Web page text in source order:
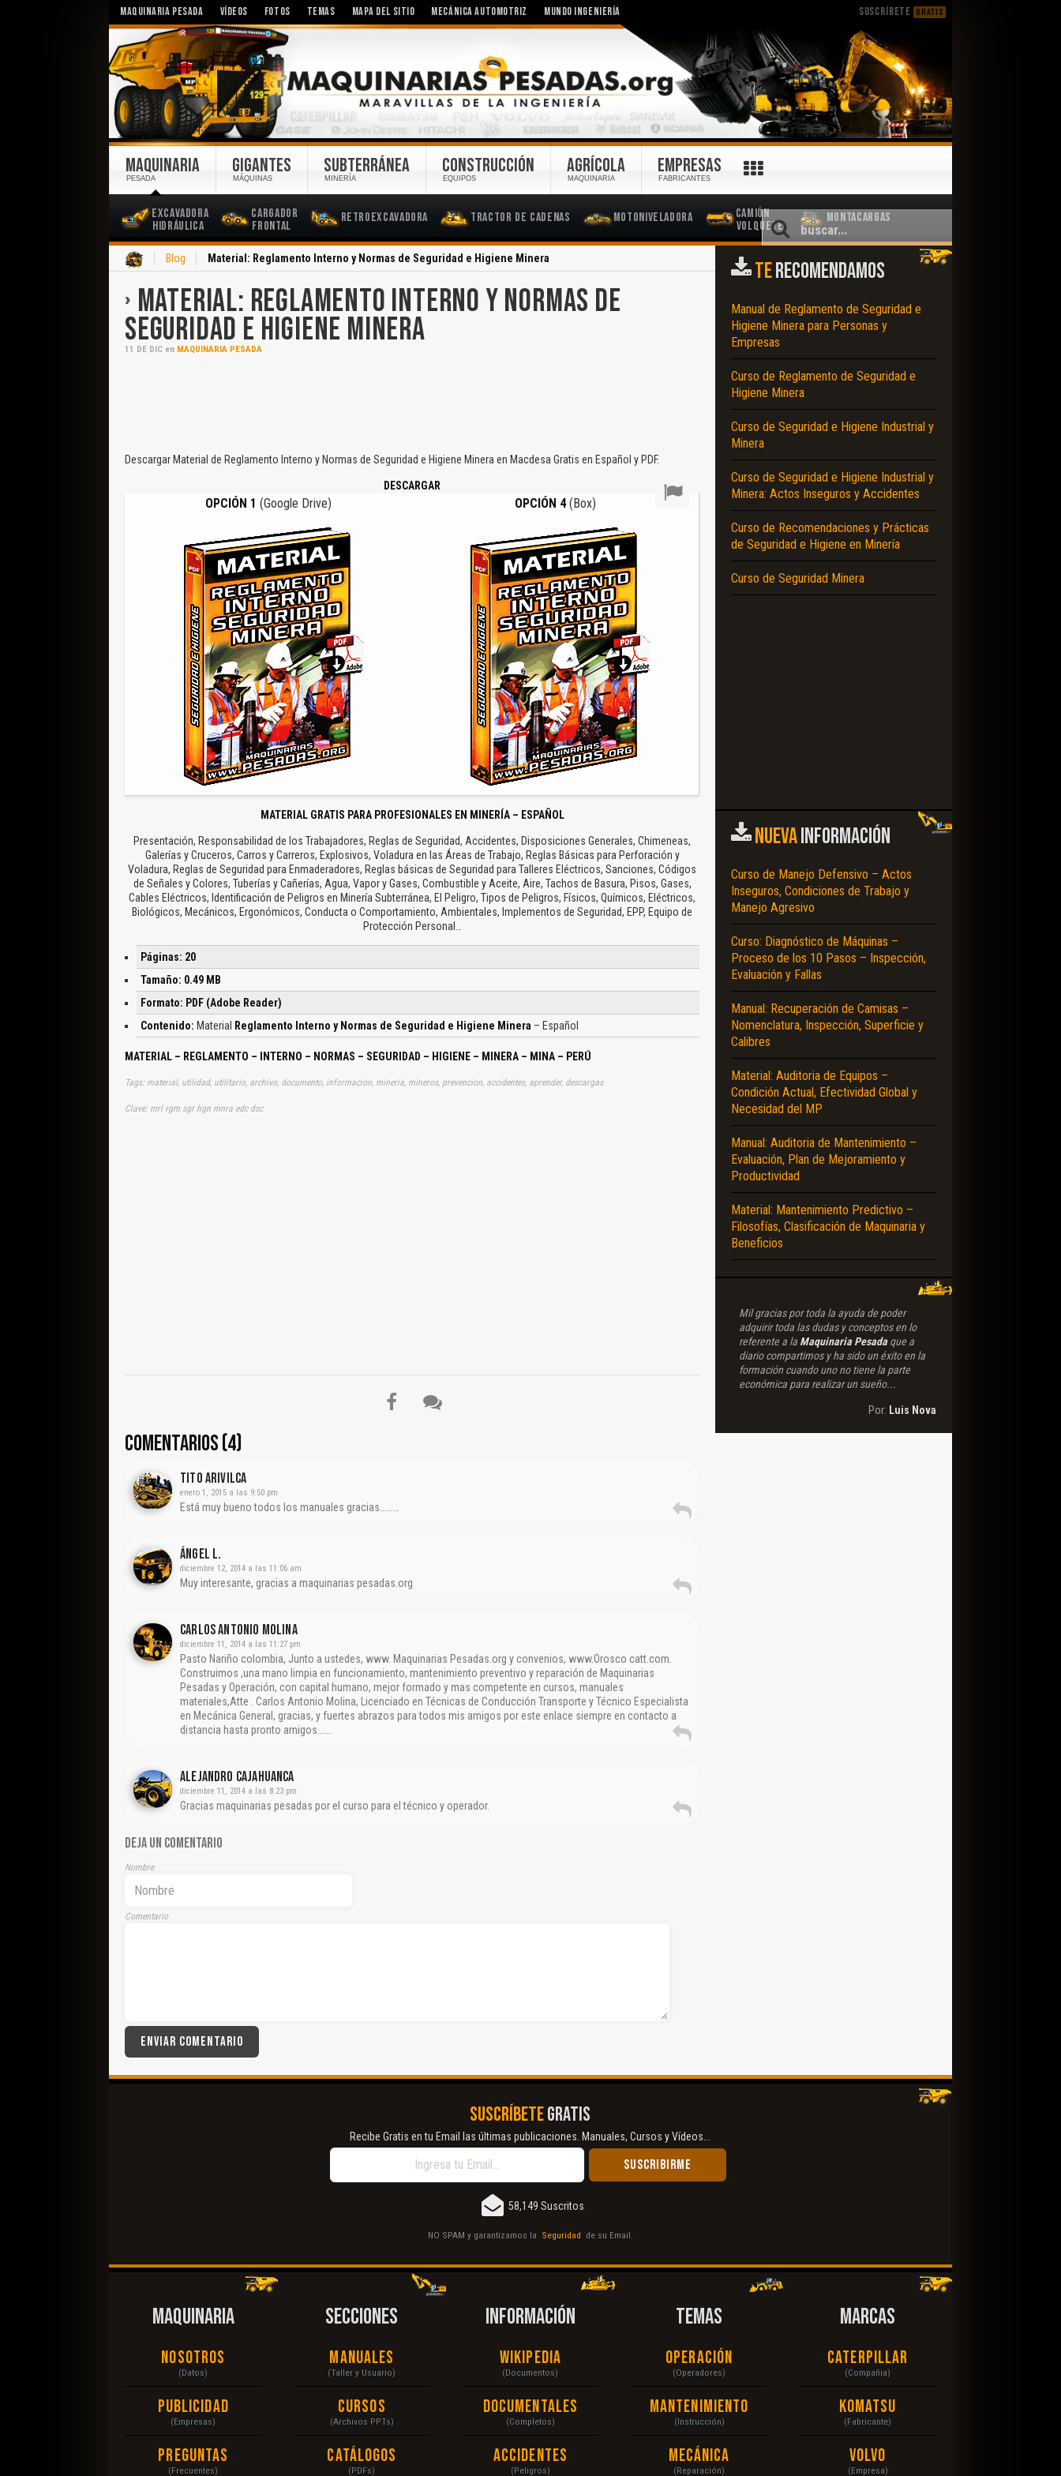
MAQUINARIA PESADA VÍDEOS FOTOS TEMAS MAPA DEL SITIO MECÁNICA AUTOMOTRIZ MUNDO INGENIERÍA SUSCRÍBETE GRATIS
MAQUINARIA
PESADA
Excavadora
Hidráulica
Cargador
Frontal
Retroexcavadora Tractor de Cadenas Motoniveladora
Camión
Volquete
Montacargas
GIGANTES
MÁQUINAS
SUBTERRÁNEA
MINERÍA
CONSTRUCCIÓN
EQUIPOS
AGRÍCOLA
MAQUINARIA
EMPRESAS
FABRICANTES
Blog Material: Reglamento Interno y Normas de Seguridad e Higiene Minera
MATERIAL: REGLAMENTO INTERNO Y NORMAS DE
SEGURIDAD E HIGIENE MINERA
11 DE DIC en MAQUINARIA PESADA
Descargar Material de Reglamento Interno y Normas de Seguridad e Higiene Minera en Macdesa Gratis en Español y PDF.
DESCARGAR
OPCIÓN 1 (Google Drive) OPCIÓN 4(Box)
MATERIAL GRATIS PARA PROFESIONALES EN MINERÍA – ESPAÑOL
Presentación, Responsabilidad de los Trabajadores, Reglas de Seguridad, Accidentes, Disposiciones Generales, Chimeneas,
Galerías y Cruceros, Carros y Carreros, Explosivos, Voladura en las Áreas de Trabajo, Reglas Básicas para Perforación y
Voladura, Reglas de Seguridad para Enmaderadores, Reglas básicas de Seguridad para Talleres Eléctricos, Sanciones, Códigos
de Señales y Colores, Tuberías y Cañerías, Agua, Vapor y Gases, Combustible y Aceite, Aire, Tachos de Basura, Pisos, Gases,
Cables Eléctricos, Identificación de Peligros en Minería Subterránea, El Peligro, Tipos de Peligros, Físicos, Químicos, Eléctricos,
Biológicos, Mecánicos, Ergonómicos, Conducta o Comportamiento, Ambientales, Implementos de Seguridad, EPP, Equipo de
Protección Personal…
Páginas: 20
Tamaño: 0.49 MB
Formato: PDF (Adobe Reader)
Contenido: Material Reglamento Interno y Normas de Seguridad e Higiene Minera – Español
MATERIAL – REGLAMENTO – INTERNO – NORMAS – SEGURIDAD – HIGIENE – MINERA – MINA – PERÚ
Tags: material, utilidad, utilitario, archivo, documento, informacion, mineria, mineros, prevencion, accidentes, aprender, descargas
Clave: mrl rgm sgr hgn mnra edc dsc
COMENTARIOS (4)
Tito Arivilca
enero 1, 2015 a las 9:50 pm
Está muy bueno todos los manuales gracias………
Ángel L.
diciembre 12, 2014 a las 11:06 am
Muy interesante, gracias a maquinarias pesadas.org
CARLOS ANTONIO MOLINA
diciembre 11, 2014 a las 11:27 pm
Pasto Nariño colombia, Junto a ustedes, www. Maquinarias Pesadas.org y convenios, www.Orosco catt.com.
Construimos ,una mano limpia en funcionamiento, mantenimiento preventivo y reparación de Maquinarias
Pesadas y Operación, con capital humano, mejor formado y mas competente en cursos, manuales
materiales,Atte . Carlos Antonio Molina, Licenciado en Técnicas de Conducción Transporte y Técnico Especialista
en Mecánica General, gracias, y fuertes abrazos para todos mis amigos por este enlace siempre en contacto a
distancia hasta pronto amigos…….
Alejandro Cajahuanca
diciembre 11, 2014 a las 8:23 pm
Gracias maquinarias pesadas por el curso para el técnico y operador.
DEJA UN COMENTARIO
Nombre
Comentario
TERECOMENDAMOS
Manual de Reglamento de Seguridad e
Higiene Minera para Personas y
Empresas
Curso de Reglamento de Seguridad e
Higiene Minera
Curso de Seguridad e Higiene Industrial y
Minera
Curso de Seguridad e Higiene Industrial y
Minera: Actos Inseguros y Accidentes
Curso de Recomendaciones y Prácticas
de Seguridad e Higiene en Minería
Curso de Seguridad Minera
NUEVAINFORMACIÓN
Curso de Manejo Defensivo – Actos
Inseguros, Condiciones de Trabajo y
Manejo Agresivo
Curso: Diagnóstico de Máquinas –
Proceso de los 10 Pasos – Inspección,
Evaluación y Fallas
Manual: Recuperación de Camisas –
Nomenclatura, Inspección, Superficie y
Calibres
Material: Auditoria de Equipos –
Condición Actual, Efectividad Global y
Necesidad del MP
Manual: Auditoria de Mantenimiento –
Evaluación, Plan de Mejoramiento y
Productividad
Material: Mantenimiento Predictivo –
Filosofías, Clasificación de Maquinaria y
Beneficios
Mil gracias por toda la ayuda de poder
adquirir toda las dudas y conceptos en lo
referente a la Maquinaria Pesadaque a
diario compartimos y ha sido un éxito en la
formación cuando uno no tiene la parte
económica para realizar un sueño...
Por: Luis Nova
SUSCRÍBETEGRATIS
Recibe Gratis en tu Email las últimas publicaciones. Manuales, Cursos y Vídeos...
58,149 Suscritos
NO SPAM y garantizamos la Seguridad de su Email.
MAQUINARIA
Nosotros
(Datos)
Publicidad
(Empresas)
Preguntas
(Frecuentes)
SECCIONES
Manuales
(Taller y Usuario)
Cursos
(Archivos PPTs)
Catálogos
(PDFs)
INFORMACIÓN
Wikipedia
(Documentos)
Documentales
(Completos)
Accidentes
(Peligros)
TEMAS
Operación
(Operadores)
Mantenimiento
(Instrucción)
Mecánica
(Reparación)
MARCAS
Caterpillar
(Compañia)
Komatsu
(Fabricante)
Volvo
(Empresa)
Reportar otro tipo de error...